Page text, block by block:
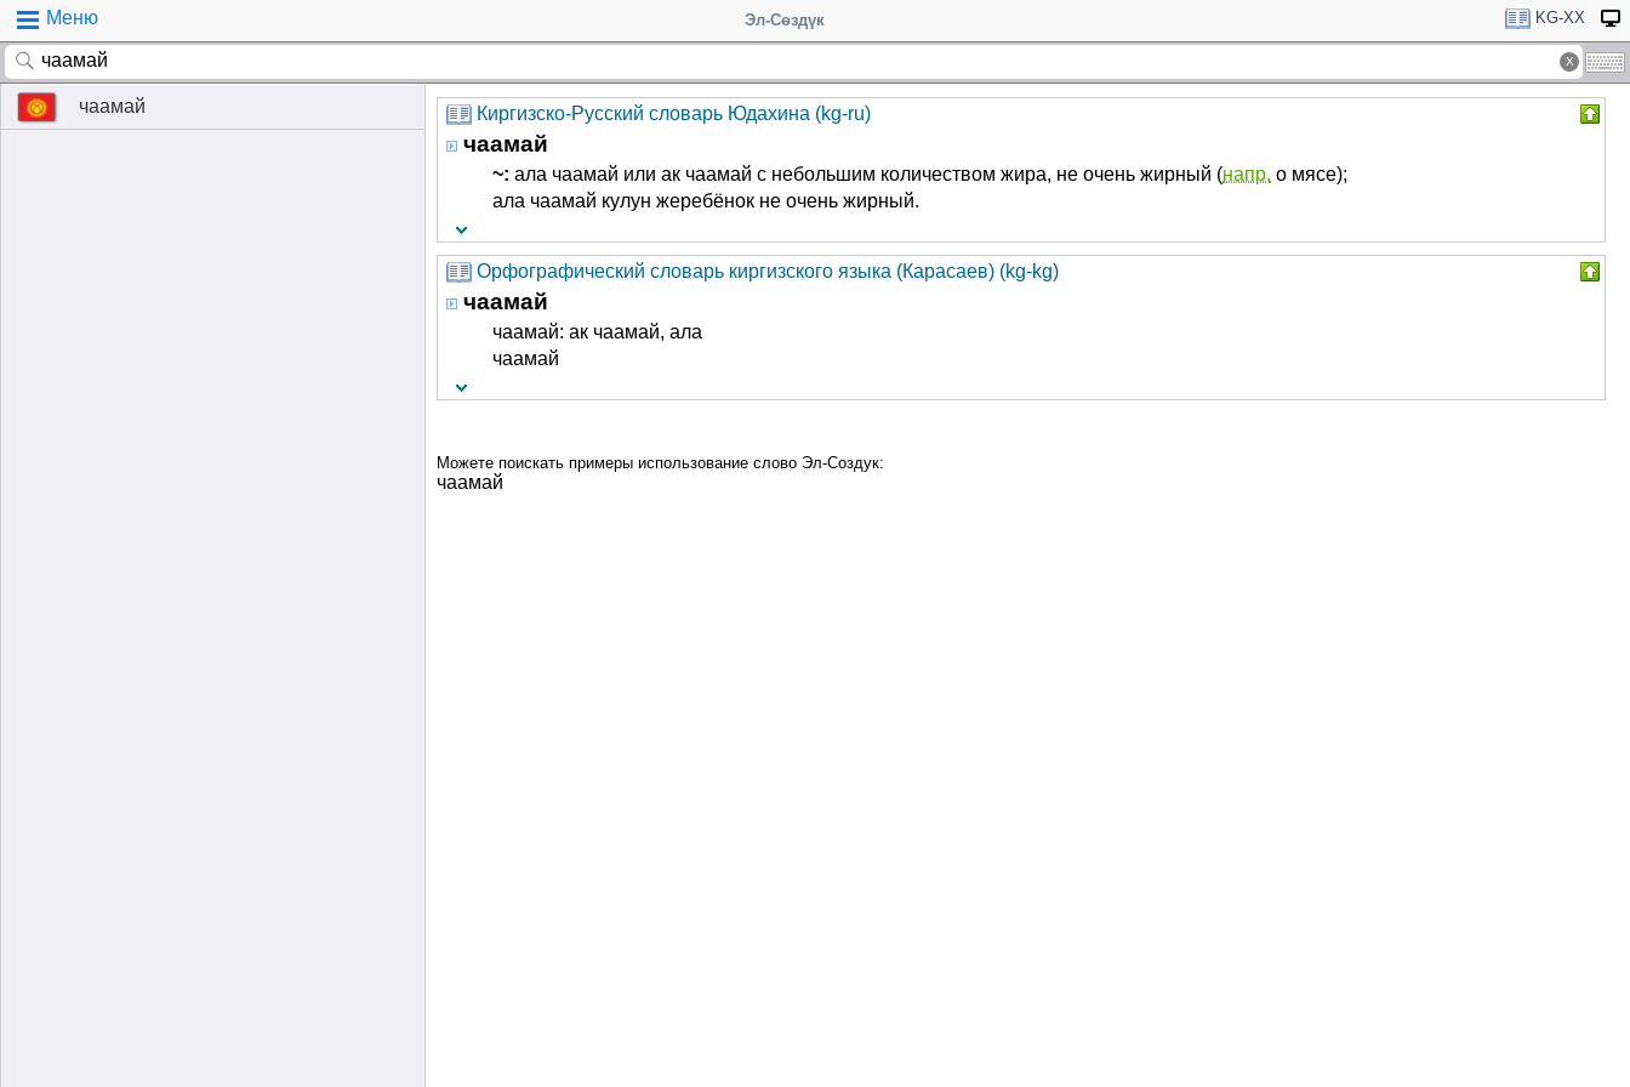
Меню Эл-Сөздүк KG-XX
чаамай Киргизско-Русский словарь Юдахина (kg-ru)
чаамай
~: ала чаамай или ак чаамай с небольшим количеством жира, не очень жирный (напр. о мясе);
ала чаамай кулун жеребёнок не очень жирный.
Орфографический словарь киргизского языка (Карасаев) (kg-kg)
чаамай
чаамай: ак чаамай, ала
чаамай
Можете поискать примеры использование слово Эл-Создук:
чаамай